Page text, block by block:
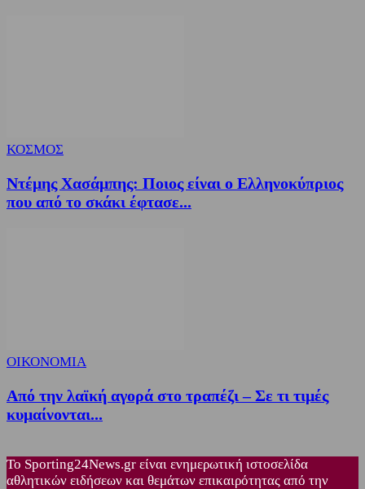
ΚΟΣΜΟΣ
Ντέμης Χασάμπης: Ποιος είναι ο Ελληνοκύπριος
που από το σκάκι έφτασε...
ΟΙΚΟΝΟΜΙΑ
Από την λαϊκή αγορά στο τραπέζι – Σε τι τιμές
κυμαίνονται...
Το Sporting24News.gr είναι ενημερωτική ιστοσελίδα
αθλητικών ειδήσεων και θεμάτων επικαιρότητας από την